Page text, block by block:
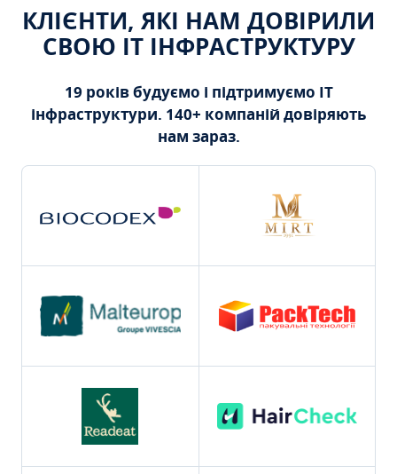
КЛІЄНТИ, ЯКІ НАМ ДОВІРИЛИ
СВОЮ ІТ ІНФРАСТРУКТУРУ
19 років будуємо і підтримуємо ІТ
інфраструктури. 140+ компаній довіряють
нам зараз.